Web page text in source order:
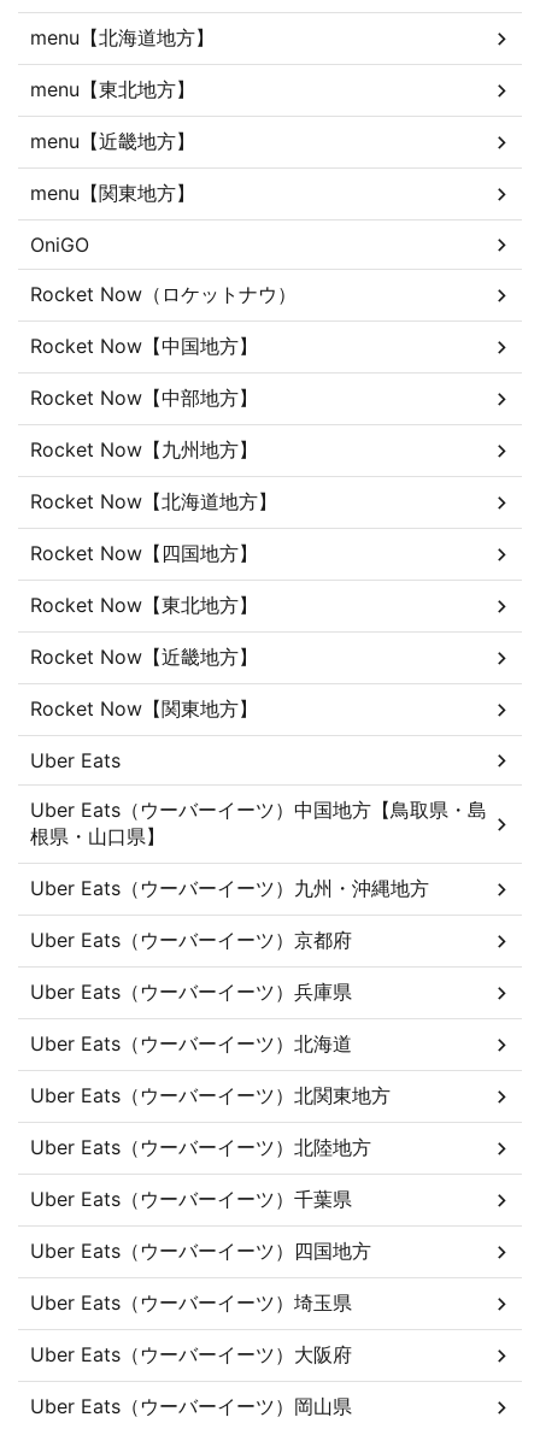
menu【北海道地方】
menu【東北地方】
menu【近畿地方】
menu【関東地方】
OniGO
Rocket Now（ロケットナウ）
Rocket Now【中国地方】
Rocket Now【中部地方】
Rocket Now【九州地方】
Rocket Now【北海道地方】
Rocket Now【四国地方】
Rocket Now【東北地方】
Rocket Now【近畿地方】
Rocket Now【関東地方】
Uber Eats
Uber Eats（ウーバーイーツ）中国地方【鳥取県・島
根県・山口県】
Uber Eats（ウーバーイーツ）九州・沖縄地方
Uber Eats（ウーバーイーツ）京都府
Uber Eats（ウーバーイーツ）兵庫県
Uber Eats（ウーバーイーツ）北海道
Uber Eats（ウーバーイーツ）北関東地方
Uber Eats（ウーバーイーツ）北陸地方
Uber Eats（ウーバーイーツ）千葉県
Uber Eats（ウーバーイーツ）四国地方
Uber Eats（ウーバーイーツ）埼玉県
Uber Eats（ウーバーイーツ）大阪府
Uber Eats（ウーバーイーツ）岡山県